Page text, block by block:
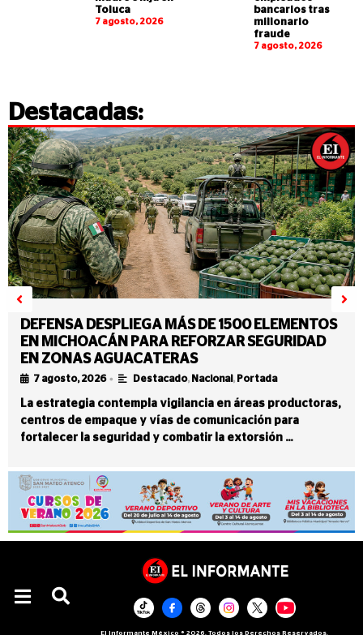
Toluca
7 agosto, 2026
bancarios tras
millonario
fraude
7 agosto, 2026
Destacadas:
DEFENSA DESPLIEGA MÁS DE 1500 ELEMENTOS
EN MICHOACÁN PARA REFORZAR SEGURIDAD
EN ZONAS AGUACATERAS
7 agosto, 2026 • Destacado, Nacional , Portada
La estrategia contempla vigilancia en áreas productoras,
centros de empaque y vías de comunicación para
fortalecer la seguridad y combatir la extorsión …
El Informante México ® 2026. Todos los Derechos Reservados.